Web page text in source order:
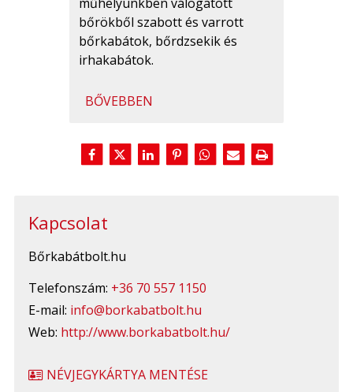
bőrökből szabott és varrott
bőrkabátok, bőrdzsekik és
irhakabátok.
BŐVEBBEN
Kapcsolat
Bőrkabátbolt.hu
Telefonszám: +36 70 557 1150
E-mail: info@borkabatbolt.hu
Web: http://www.borkabatbolt.hu/
NÉVJEGYKÁRTYA MENTÉSE